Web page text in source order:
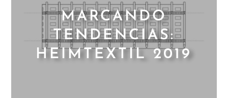
MARCANDO
TENDENCIAS:
HEIMTEXTIL 2019